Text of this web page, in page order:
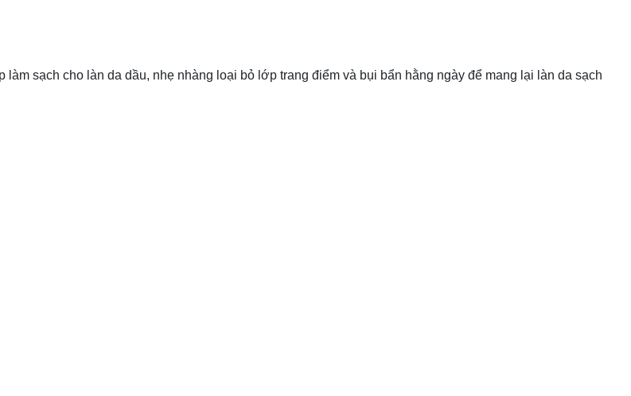
sạch cho làn da dầu, nhẹ nhàng loại bỏ lớp trang điểm và bụi bẩn hằng ngày để mang lại làn da sạch